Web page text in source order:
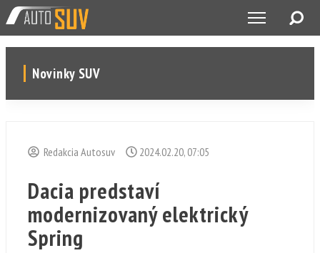
Novinky SUV
Redakcia Autosuv 2024.02.20, 07:05
Dacia predstaví
modernizovaný elektrický
Spring